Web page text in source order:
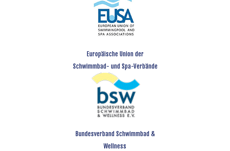
Europäische Union der
Schwimmbad- und Spa-Verbände
Bundesverband Schwimmbad &
Wellness